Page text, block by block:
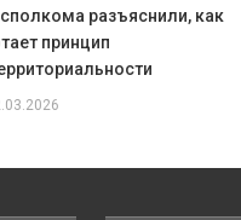
разъяснили, как
принцип